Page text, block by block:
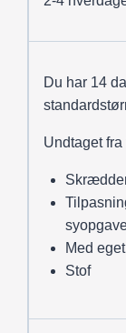
Du har 14
Undtaget
Med
Stof